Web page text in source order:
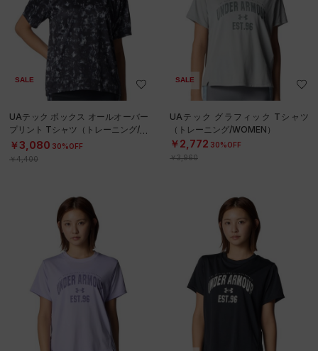
SALE
UAテック ボックス オールオーバー
プリント Tシャツ（トレーニング/W
OMEN）
￥3,080 30%OFF
￥4,400
SALE
UAテック グラフィック Tシャツ
（トレーニング/WOMEN）
￥2,772 30%OFF
￥3,960